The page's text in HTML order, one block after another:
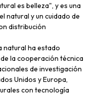
es belleza", y es una
natural y un cuidado de
distribución
natural ha estado
la cooperación técnica
de investigación
Unidos y Europa,
con tecnología